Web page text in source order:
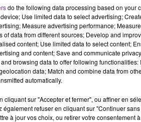
LE MAGASIN
SES PORTES
C'était l'une des
rémois. Le magasin
fermer ses portes.
do the following data processing based on your
Use limited data to select advertising;
Measure advertising performance;
of data from different sources; Develop and
content; Use limited data to select content;
and content; Save and communicate
browsing data to offer following
data; Match and combine data from
automatically.
cliquant sur "Accepter et fermer", ou affiner en
également refuser en cliquant sur "Continuer
à jour vos choix, ou retirer votre consentement